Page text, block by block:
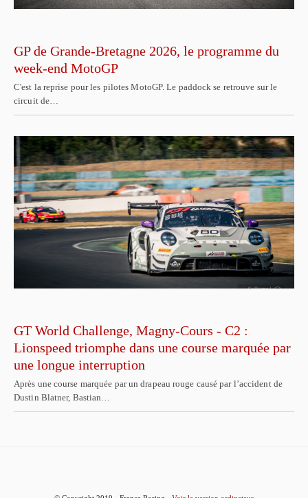
GP de Grande-Bretagne 2026, le programme du
week-end MotoGP
C'est la reprise pour les pilotes MotoGP. Le paddock se retrouve sur le
circuit de…
GT World Challenge, Magny-Cours - C2 :
Lionspeed triomphe dans une course marquée par
une longue interruption
Après une course marquée par un drapeau rouge causé par l’accident de
Dustin Blatner, Bastian…